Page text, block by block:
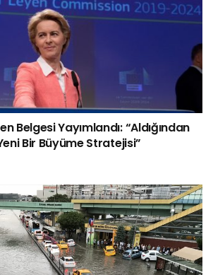
Belgesi Yayımlandı: “Aldığından
Bir Büyüme Stratejisi”